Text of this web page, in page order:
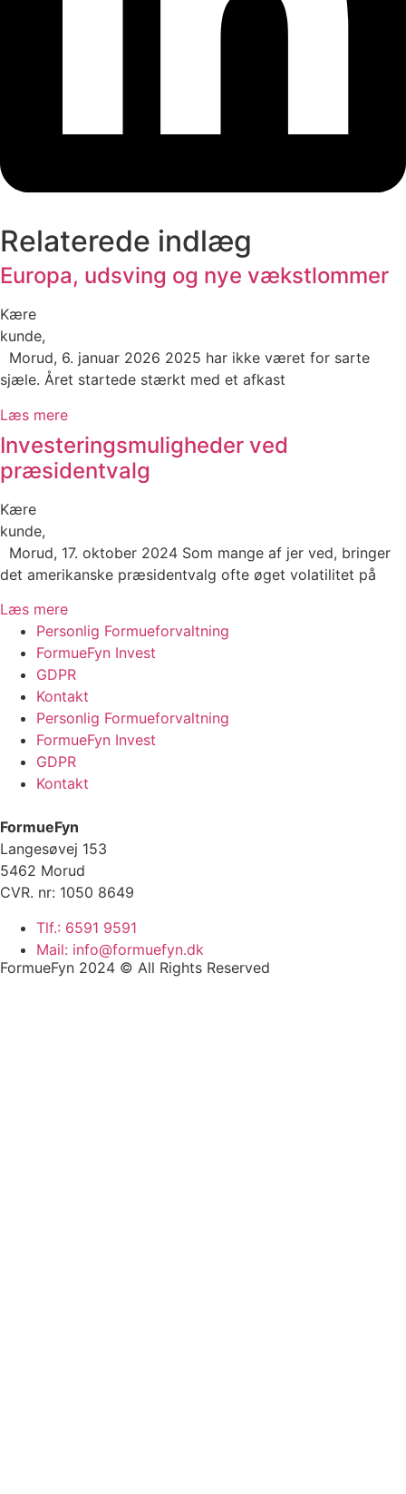
Relaterede indlæg
Europa, udsving og nye vækstlommer
Kære
Morud, 6. januar 2026 2025 har ikke været for sarte
sjæle. Året startede stærkt med et afkast
Læs mere
Investeringsmuligheder ved
præsidentvalg
Kære
Morud, 17. oktober 2024 Som mange af jer ved, bringer
det amerikanske præsidentvalg ofte øget volatilitet på
Læs mere
Personlig Formueforvaltning
FormueFyn Invest
GDPR
Kontakt
Personlig Formueforvaltning
FormueFyn Invest
GDPR
Kontakt
FormueFyn
Langesøvej 153
5462 Morud
CVR. nr: 1050 8649
Tlf.: 6591 9591
Mail: info@formuefyn.dk
FormueFyn 2024 © All Rights Reserved